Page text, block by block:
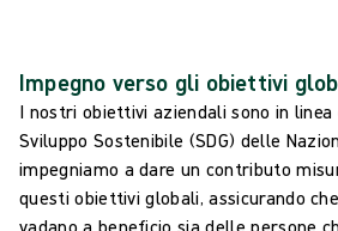
Impegno verso gli obiettivi
I nostri obiettivi aziendali sono in
Sviluppo Sostenibile (SDG) delle
impegniamo a dare un contributo
questi obiettivi globali, assicurando
vadano a beneficio sia delle persone